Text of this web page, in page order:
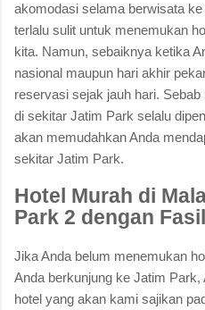
akomodasi selama berwisata
terlalu sulit untuk menemukan
kita. Namun, sebaiknya ketika
nasional maupun hari akhir
reservasi sejak jauh hari.
di sekitar Jatim Park selalu
akan memudahkan Anda
sekitar Jatim Park.
Hotel Murah di
Park 2 dengan
Jika Anda belum menemukan
Anda berkunjung ke Jatim
hotel yang akan kami sajikan